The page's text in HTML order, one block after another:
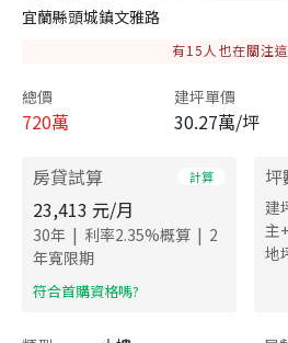
宜蘭縣頭城鎮文雅路
有15 人也在關注
總價
720萬
建坪單價
30.27萬/坪
房貸試算 計算
23,413 元/月
30年 | 利率2.35%概算 | 2
年寬限期
​符合首購資格嗎?
坪
建
主
地